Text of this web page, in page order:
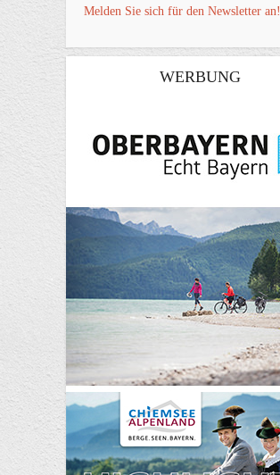
Melden Sie sich für den Newsletter an!
WERBUNG